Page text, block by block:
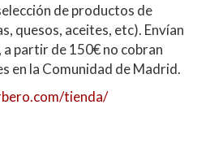
de productos de
quesos, aceites, etc). Envían
a partir de 150€ no cobran
en la Comunidad de Madrid.
tienda/